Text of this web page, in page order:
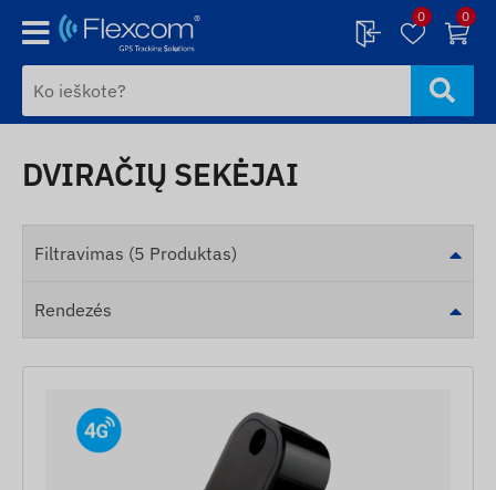
0 0
DVIRAČIŲ SEKĖJAI
Filtravimas (5 Produktas)
Rendezés